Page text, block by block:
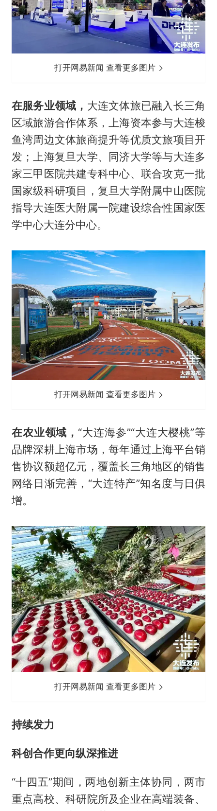
打开网易新闻 查看更多图片
在服务业领域， 大连文体旅已融入长三角
区域旅游合作体系，上海资本参与大连梭
鱼湾周边文体旅商提升等优质文旅项目开
发；上海复旦大学、同济大学等与大连多
家三甲医院共建专科中心、联合攻克一批
国家级科研项目，复旦大学附属中山医院
指导大连医大附属一院建设综合性国家医
学中心大连分中心。
打开网易新闻 查看更多图片
在农业领域， “大连海参”“大连大樱桃”等
品牌深耕上海市场，每年通过上海平台销
售协议额超亿元，覆盖长三角地区的销售
网络日渐完善，“大连特产”知名度与日俱
增。
打开网易新闻 查看更多图片
持续发力
科创合作更向纵深推进
“十四五”期间，两地创新主体协同，两市
重点高校、科研院所及企业在高端装备、